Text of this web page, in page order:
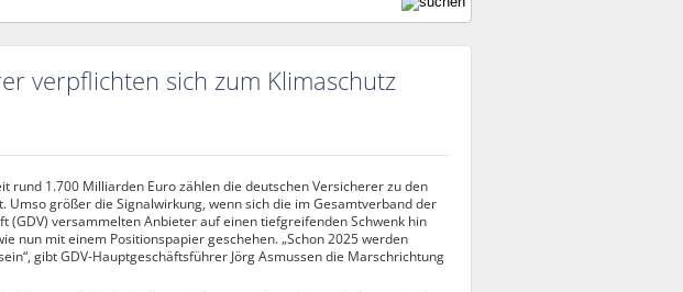
verpflichten sich zum Klimaschutz
rund 1.700 Milliarden Euro zählen die deutschen Versicherer zu den
Umso größer die Signalwirkung, wenn sich die im Gesamtverband der
(GDV) versammelten Anbieter auf einen tiefgreifenden Schwenk hin
nun mit einem Positionspapier geschehen. „Schon 2025 werden
gibt GDV-Hauptgeschäftsführer Jörg Asmussen die Marschrichtung